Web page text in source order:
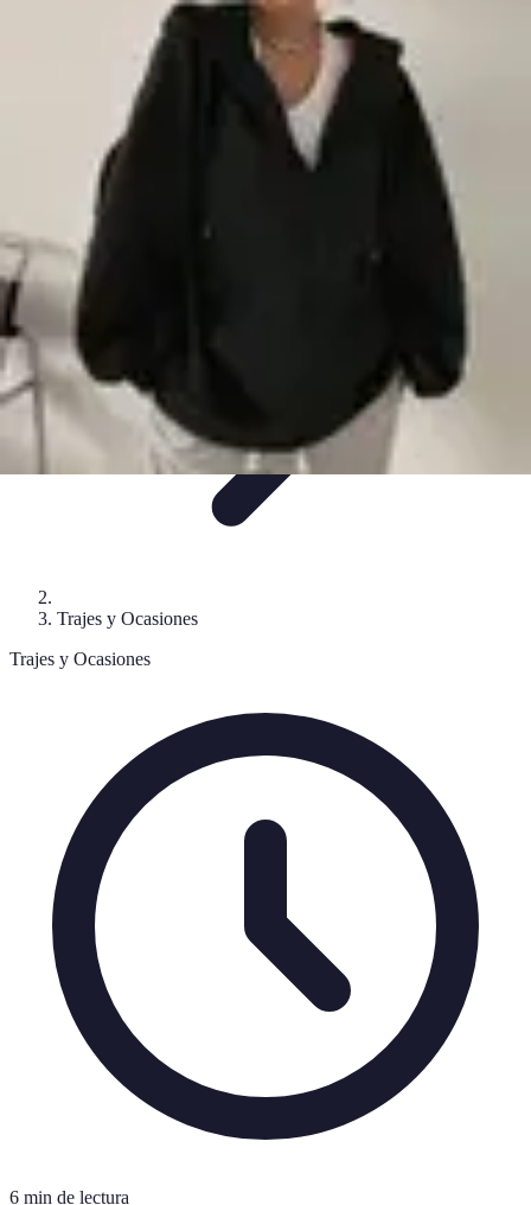
Consejos de EstiloAccesorios y
Moda de Invierno
Estilo Elegante
Trajes y Ocasiones
Trajes y Ocasiones
6 min de lectura